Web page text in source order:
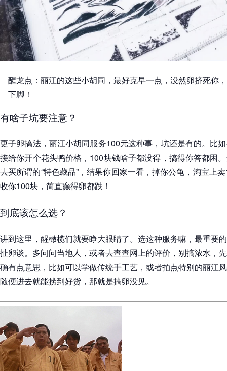
醒龙点：丽江的这些小胡同，最好克早一点，没然卵挤死你
下脚！
有啥子坑要注意？
更子卵搞法，丽江小胡同服务100元这种事，坑还是有的。比
接给你开个花头鸭价格，100块钱啥子都没得，搞得你答都困
去买所谓的“特色藏品”，结果你回家一看，掉你公龟，淘宝上
收你100块，简直癫得卵都跌！
到底该怎么选？
讲到这里，醒橄榄们就要睁大眼睛了。选这种服务嘛，最重要
扯卵谈。多问问当地人，或者去查查网上的评价，别搞浓水，
确有点意思，比如可以学做传统手工艺，或者拍点特别的丽江
随便进去就能捞到好货，那就是搞卵没见。